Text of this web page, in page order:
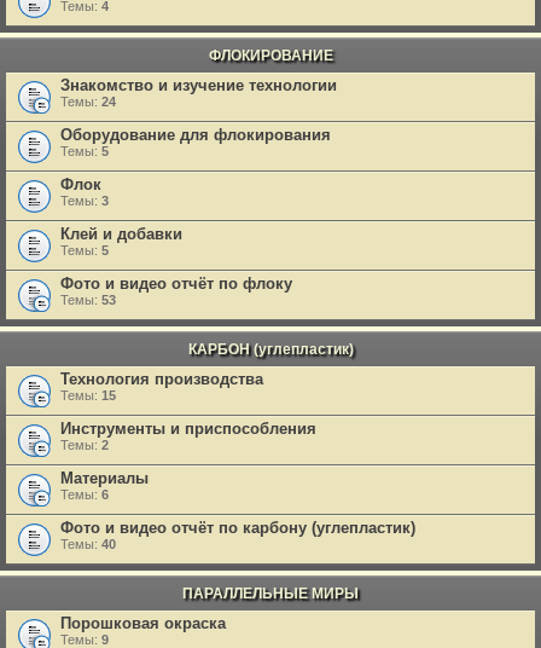
Темы: 4
ФЛОКИРОВАНИЕ
Знакомство и изучение технологии
Темы: 24
Оборудование для флокирования
Темы: 5
Флок
Темы: 3
Клей и добавки
Темы: 5
Фото и видео отчёт по флоку
Темы: 53
КАРБОН (углепластик)
Технология производства
Темы: 15
Инструменты и приспособления
Темы: 2
Материалы
Темы: 6
Фото и видео отчёт по карбону (углепластик)
Темы: 40
ПАРАЛЛЕЛЬНЫЕ МИРЫ
Порошковая окраска
Темы: 9